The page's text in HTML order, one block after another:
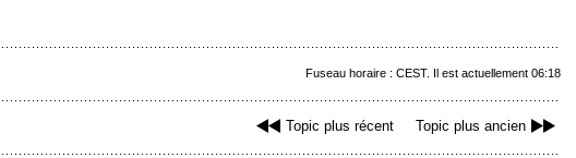
Fuseau horaire : CEST. Il est actuellement 06:18
Topic plus récent Topic plus ancien